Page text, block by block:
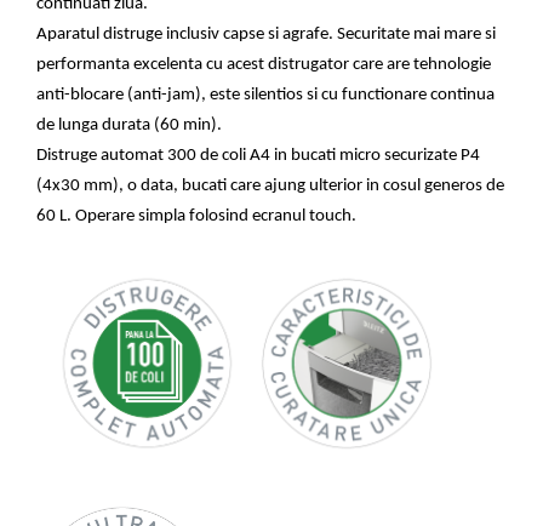
Table magnetice (whiteboard-uri)
Electronice si accesorii tech
Gadgeturi mobile
Securitate digitala
Adaptoare de calatorie
Baterii si acumulatori
Cabluri si conectivitate
Incarcatoare cu fir si auto
Ceasuri smart - Smartwatch
Baterii externe - Powerbanks
Accesorii localizare (FindMy)
Cartuse, tonere, consumabile PC
ergonomice
continuati ziua.
Aparatul distruge inclusiv capse si agrafe. Securitate mai mare si
performanta excelenta cu acest distrugator care are tehnologie
anti-blocare (anti-jam), este silentios si cu functionare continua
de lunga durata (60 min).
Distruge automat 300 de coli A4 in bucati micro securizate P4
(4x30 mm), o data, bucati care ajung ulterior in cosul generos de
60 L. Operare simpla folosind ecranul touch.